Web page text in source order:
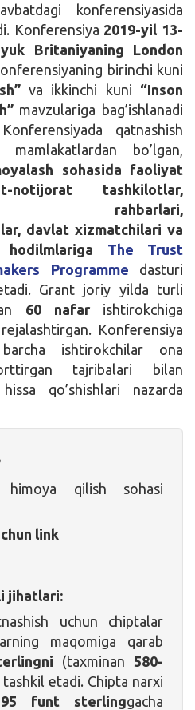
konferensiyasida
Konferensiya 2019-yil 13-
Britaniyaning London
birinchi kuni
va ikkinchi kuni “Inson
mavzulariga bag’ishlanadi
qatnashish
bo’lgan,
sohasida faoliyat
notijorat tashkilotlar,
rahbarlari,
davlat xizmatchilari va
The Trust
Programme dasturi
Grant joriy yilda turli
60 nafarishtirokchiga
Konferensiya
ishtirokchilar ona
tajribalari bilan
qo’shishlari nazarda
himoya qilish sohasi
link
jihatlari:
uchun chiptalar
maqomiga qarab
(taxminan 580-
tashkil etadi. Chipta narxi
funt sterlinggacha